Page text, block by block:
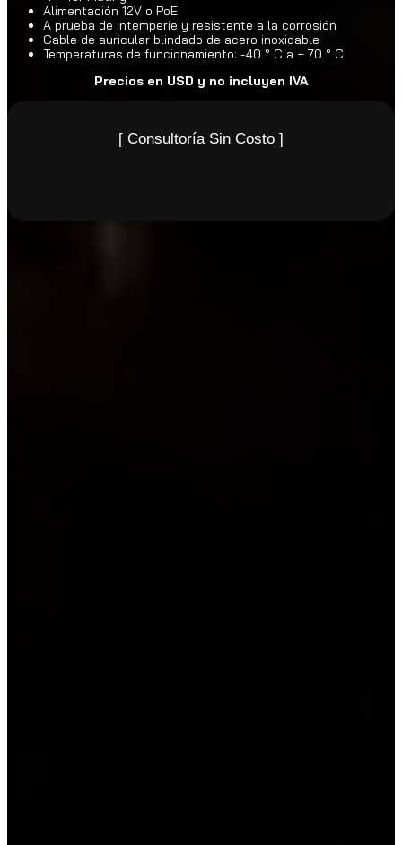
Alimentación 12V o PoE
A prueba de intemperie y resistente a la corrosión
Cable de auricular blindado de acero inoxidable
Temperaturas de funcionamiento: -40 ° C a + 70 ° C
Precios en USD y no incluyen IVA
[ Consultoría Sin Costo ]